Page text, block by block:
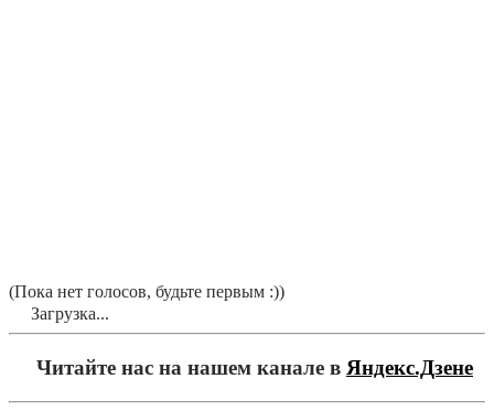
(Пока нет голосов, будьте первым :))
Загрузка...
Читайте нас на нашем канале в Яндекс.Дзене